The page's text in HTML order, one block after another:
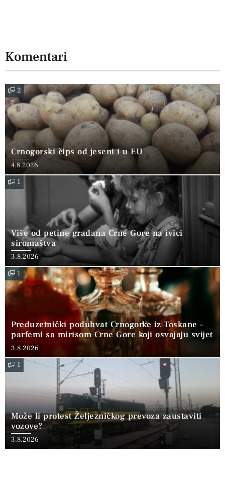
Komentari
2
Crnogorski čips od jeseni i u EU
4.8.2026
1
Više od petine građana Crne Gore na ivici
siromaštva
3.8.2026
1
Preduzetnički poduhvat Crnogorke iz Toskane –
parfemi sa mirisom Crne Gore koji osvajaju svijet
3.8.2026
1
Može li protest Željezničkog prevoza zaustaviti
vozove?
3.8.2026